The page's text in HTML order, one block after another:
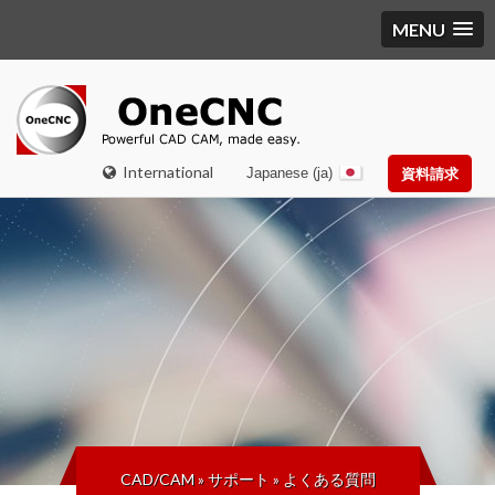
MENU
International 資料請求
Japanese (ja)
CAD/CAM»サポート » よくある質問